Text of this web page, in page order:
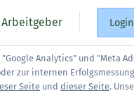
Arbeitgeber Login
Analytics" und "Meta
zur internen
Seite und dieser Seite.